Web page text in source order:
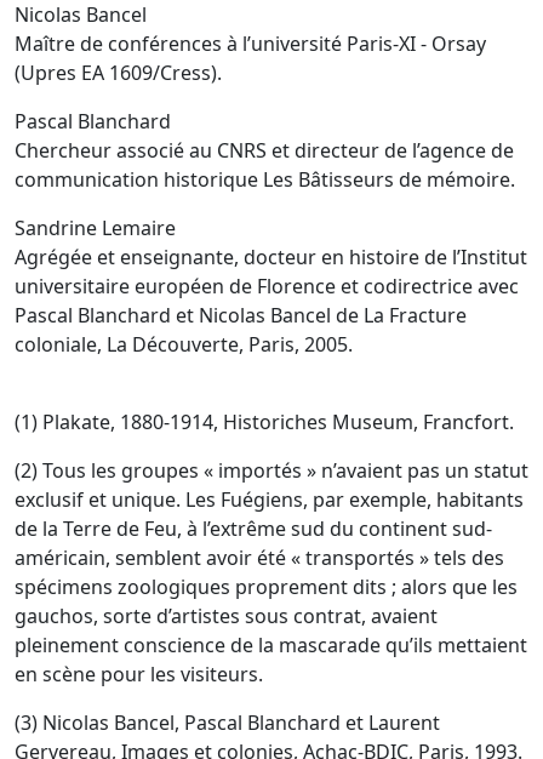
Nicolas Bancel
Maître de conférences à l’université Paris-XI - Orsay
(Upres EA 1609/Cress).
Pascal Blanchard
Chercheur associé au CNRS et directeur de l’agence de
communication historique Les Bâtisseurs de mémoire.
Sandrine Lemaire
Agrégée et enseignante, docteur en histoire de l’Institut
universitaire européen de Florence et codirectrice avec
Pascal Blanchard et Nicolas Bancel de La Fracture
coloniale, La Découverte, Paris, 2005.
(1) Plakate, 1880-1914, Historiches Museum, Francfort.
(2) Tous les groupes « importés » n’avaient pas un statut
exclusif et unique. Les Fuégiens, par exemple, habitants
de la Terre de Feu, à l’extrême sud du continent sud-
américain, semblent avoir été « transportés » tels des
spécimens zoologiques proprement dits ; alors que les
gauchos, sorte d’artistes sous contrat, avaient
pleinement conscience de la mascarade qu’ils mettaient
en scène pour les visiteurs.
(3) Nicolas Bancel, Pascal Blanchard et Laurent
Gervereau, Images et colonies, Achac-BDIC, Paris, 1993.